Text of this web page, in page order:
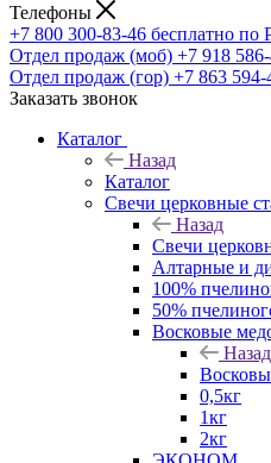
Телефоны
+7 800 300-83-46 бесплатно по
Отдел продаж (моб) +7 918
Отдел продаж (гор) +7 863 594-
Заказать звонок
Каталог
Назад
Каталог
Свечи церковные
Назад
Свечи
Алтарные и
100%
50%
Восковые
Назад
0,5кг
1кг
2кг